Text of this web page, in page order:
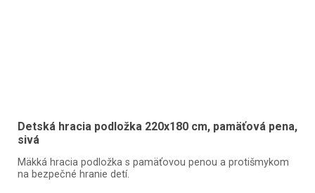
Detská hracia podložka 220x180 cm, pamäťová pena,
sivá
Mäkká hracia podložka s pamäťovou penou a protišmykom
na bezpečné hranie detí.